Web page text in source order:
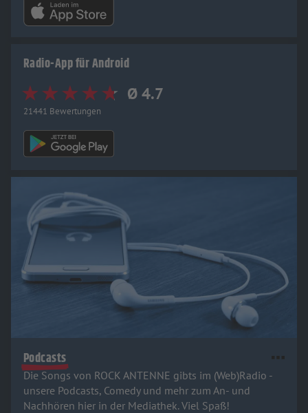
Radio-App für Android
Ø 4.7
21441 Bewertungen
Podcasts
Die Songs von ROCK ANTENNE gibts im (Web)Radio -
unsere Podcasts, Comedy und mehr zum An- und
Nachhören hier in der Mediathek. Viel Spaß!